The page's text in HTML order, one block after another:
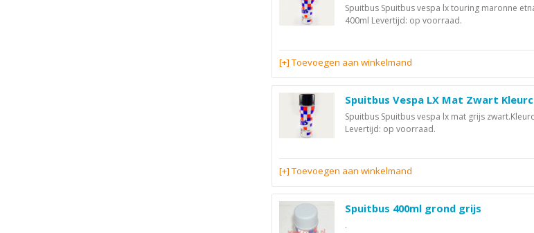
Spuitbus Spuitbus vespa lx touring maronne
400ml Levertijd: op voorraad.
[+] Toevoegen aan winkelmand
Spuitbus Vespa LX Mat Zwart
Spuitbus Spuitbus vespa lx mat grijs
Levertijd: op voorraad.
[+] Toevoegen aan winkelmand
Spuitbus 400ml grond grijs
.